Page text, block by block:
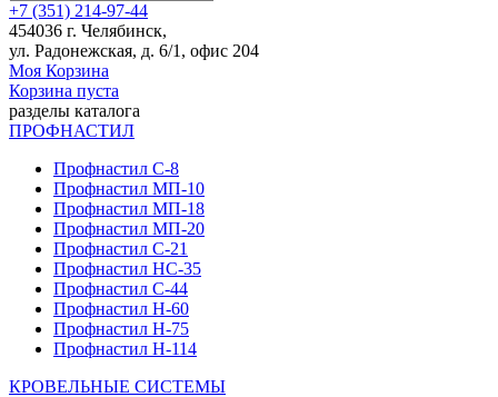
+7 (351) 214-97-44
454036 г. Челябинск,
ул. Радонежская, д. 6/1, офис 204
Моя Корзина
Корзина пуста
разделы каталога
ПРОФНАСТИЛ
Профнастил С-8
Профнастил МП-10
Профнастил МП-18
Профнастил МП-20
Профнастил С-21
Профнастил НС-35
Профнастил С-44
Профнастил Н-60
Профнастил Н-75
Профнастил Н-114
КРОВЕЛЬНЫЕ СИСТЕМЫ